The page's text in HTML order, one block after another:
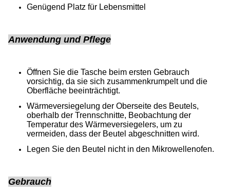
Genügend Platz für Lebensmittel
Anwendung und Pflege
Öffnen Sie die Tasche beim ersten Gebrauch
vorsichtig, da sie sich zusammenkrumpelt und die
Oberfläche beeinträchtigt.
Wärmeversiegelung der Oberseite des Beutels,
oberhalb der Trennschnitte, Beobachtung der
Temperatur des Wärmeversiegelers, um zu
vermeiden, dass der Beutel abgeschnitten wird.
Legen Sie den Beutel nicht in den Mikrowellenofen.
Gebrauch